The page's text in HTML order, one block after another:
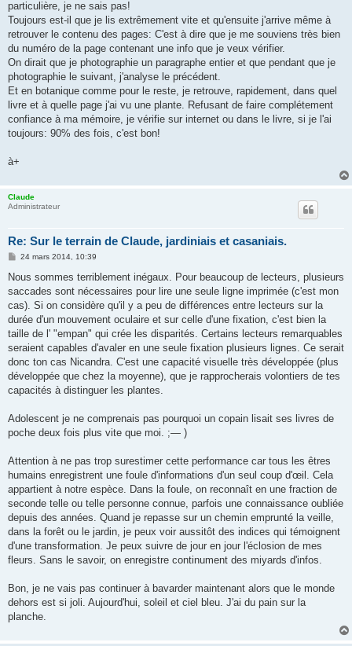
particulière, je ne sais pas!
Toujours est-il que je lis extrêmement vite et qu'ensuite j'arrive même à
retrouver le contenu des pages: C'est à dire que je me souviens très bien
du numéro de la page contenant une info que je veux vérifier.
On dirait que je photographie un paragraphe entier et que pendant que je
photographie le suivant, j'analyse le précédent.
Et en botanique comme pour le reste, je retrouve, rapidement, dans quel
livre et à quelle page j'ai vu une plante. Refusant de faire complétement
confiance à ma mémoire, je vérifie sur internet ou dans le livre, si je l'ai
toujours: 90% des fois, c'est bon!
à+
Claude
Administrateur
Re: Sur le terrain de Claude, jardiniais et casaniais.
M
s
a
g
24 mars 2014, 10:39
Nous sommes terriblement inégaux. Pour beaucoup de lecteurs, plusieurs
saccades sont nécessaires pour lire une seule ligne imprimée (c'est mon
cas). Si on considère qu'il y a peu de différences entre lecteurs sur la
durée d'un mouvement oculaire et sur celle d'une fixation, c'est bien la
taille de l' "empan" qui crée les disparités. Certains lecteurs remarquables
seraient capables d'avaler en une seule fixation plusieurs lignes. Ce serait
donc ton cas Nicandra. C'est une capacité visuelle très développée (plus
développée que chez la moyenne), que je rapprocherais volontiers de tes
capacités à distinguer les plantes.
Adolescent je ne comprenais pas pourquoi un copain lisait ses livres de
poche deux fois plus vite que moi. ;— )
Attention à ne pas trop surestimer cette performance car tous les êtres
humains enregistrent une foule d'informations d'un seul coup d'œil. Cela
appartient à notre espèce. Dans la foule, on reconnaît en une fraction de
seconde telle ou telle personne connue, parfois une connaissance oubliée
depuis des années. Quand je repasse sur un chemin emprunté la veille,
dans la forêt ou le jardin, je peux voir aussitôt des indices qui témoignent
d'une transformation. Je peux suivre de jour en jour l'éclosion de mes
fleurs. Sans le savoir, on enregistre continument des miyards d'infos.
Bon, je ne vais pas continuer à bavarder maintenant alors que le monde
dehors est si joli. Aujourd'hui, soleil et ciel bleu. J'ai du pain sur la
planche.